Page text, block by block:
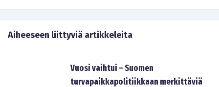
Aiheeseen liittyviä artikkeleita
Vuosi vaihtui – Suomen
turvapaikkapolitiikkaan merkittäviä